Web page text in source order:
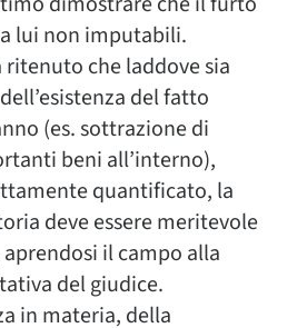
lui non imputabili.
ritenuto che laddove sia
del fatto
(es. sottrazione di
beni all’interno),
quantificato, la
deve essere meritevole
il campo alla
del giudice.
in materia, della